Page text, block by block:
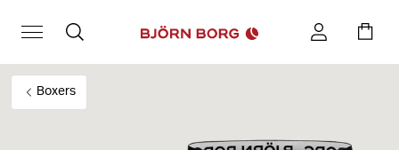
Boxers